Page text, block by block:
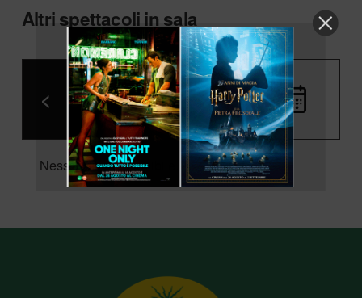
Altri spettacoli in sala
< Oggi >
Nessun film disponibile.